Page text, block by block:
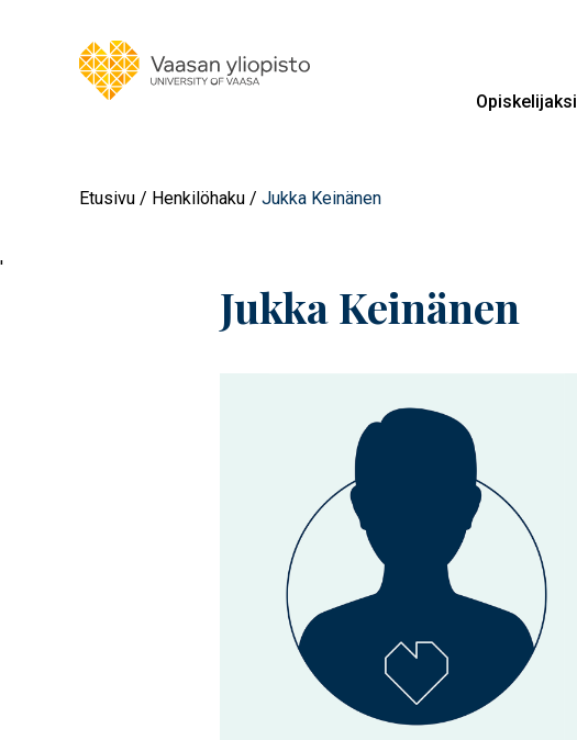
Opiskelijaksi
Etusivu Henkilöhaku Jukka Keinänen
'
Jukka Keinänen